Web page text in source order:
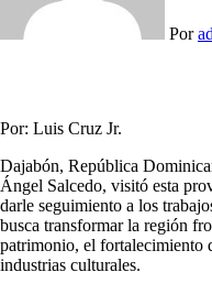
Por
Por: Luis Cruz Jr.
Dajabón, República
Ángel Salcedo, visitó esta
darle seguimiento a los
busca transformar la región
patrimonio, el fortalecimiento
industrias culturales.